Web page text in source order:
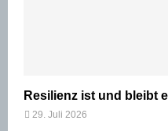
Resilienz ist und bleibt
29. Juli 2026